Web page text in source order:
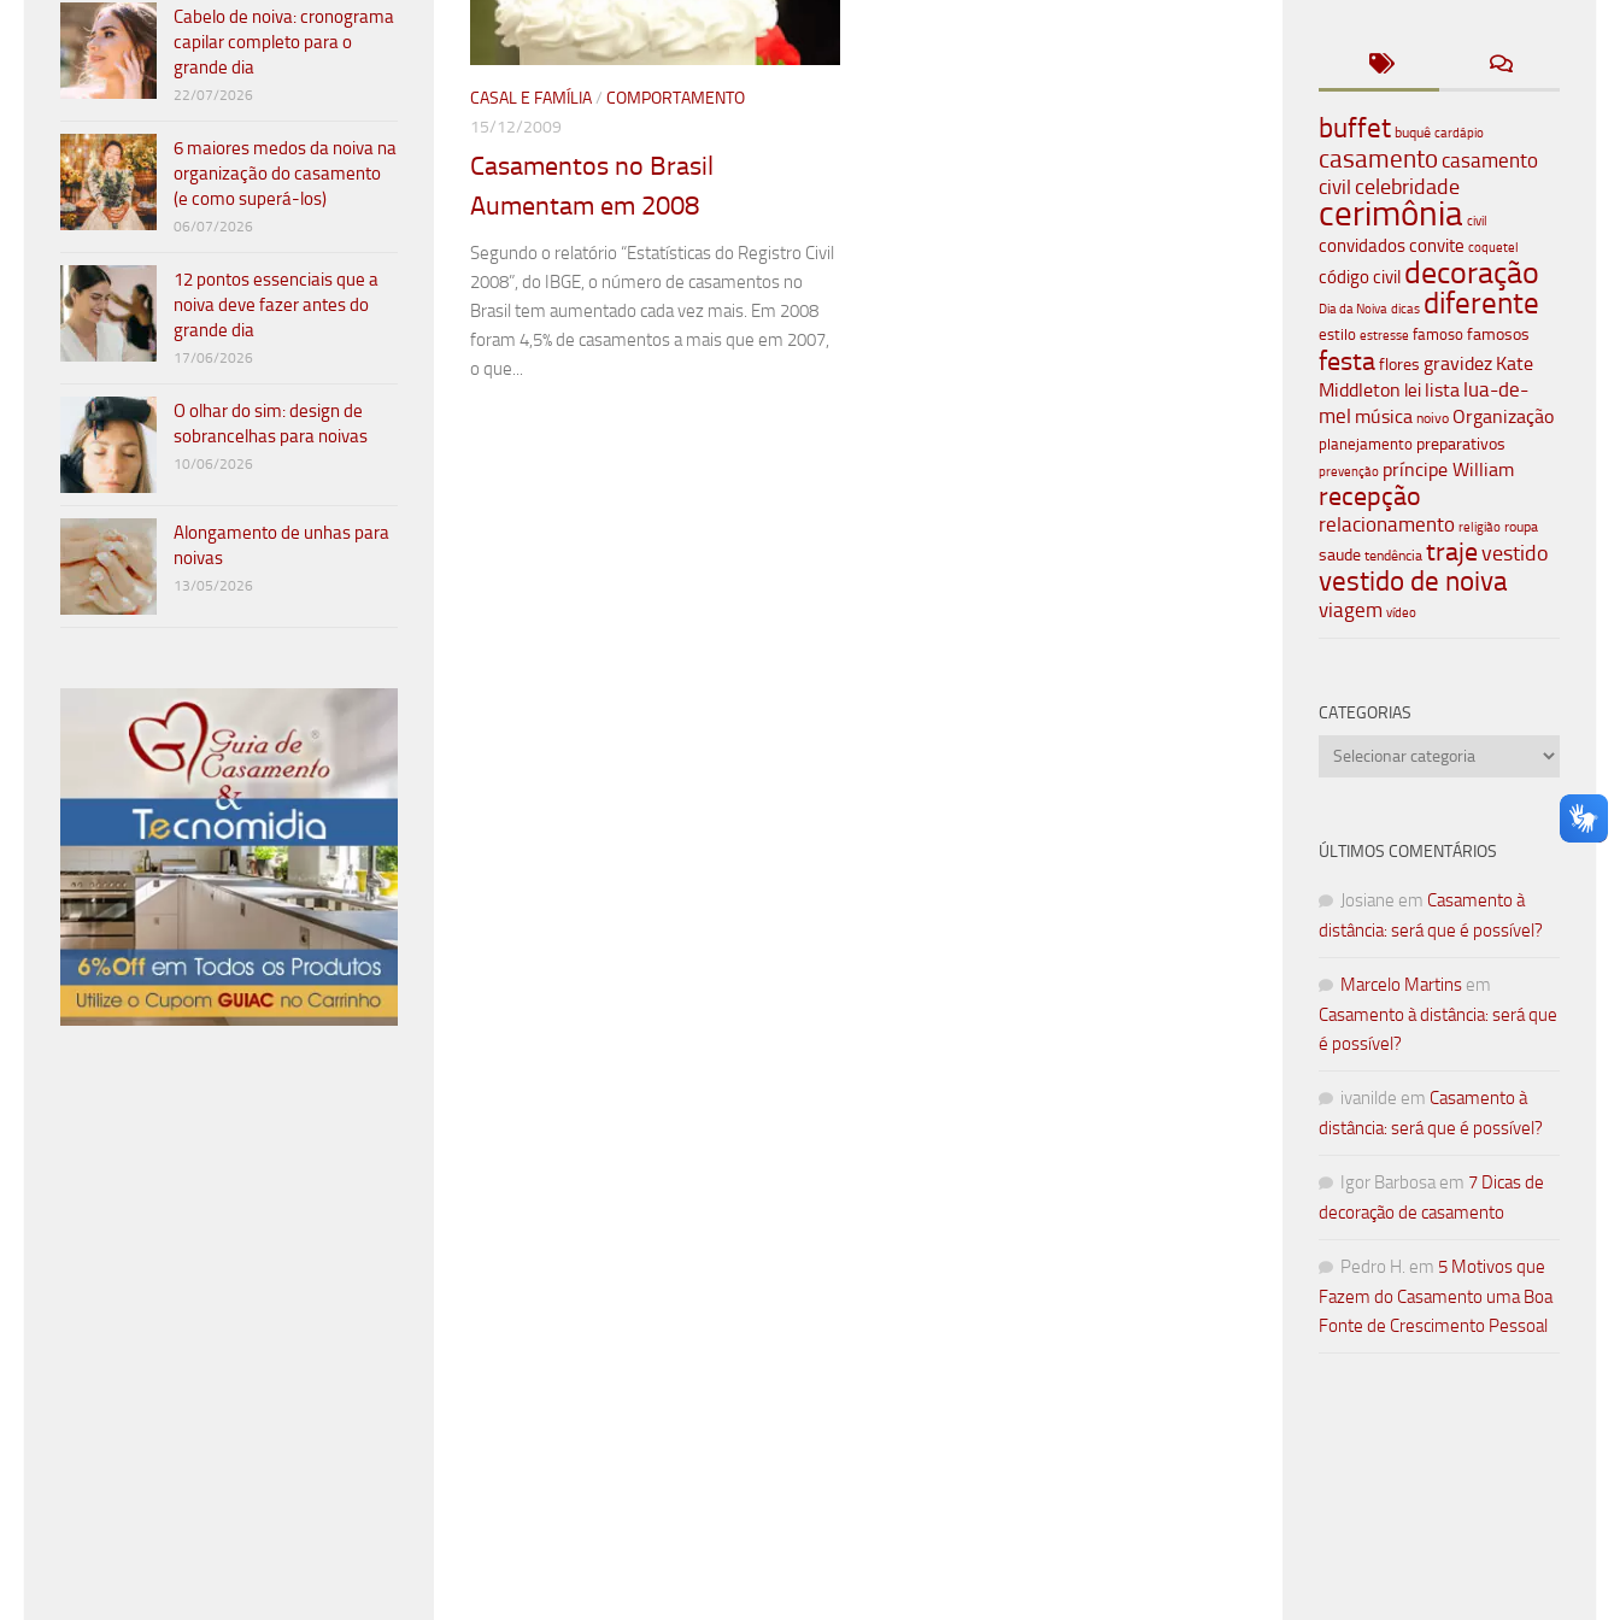
CASAL E FAMÍLIA/ COMPORTAMENTO
15/12/2009
Casamentos no Brasil
Aumentam em 2008
Segundo o relatório “Estatísticas do Registro Civil
2008”, do IBGE, o número de casamentos no
Brasil tem aumentado cada vez mais. Em 2008
foram 4,5% de casamentos a mais que em 2007,
o que...
Cabelo de noiva: cronograma
capilar completo para o
grande dia
22/07/2026
6 maiores medos da noiva na
organização do casamento
(e como superá-los)
06/07/2026
12 pontos essenciais que a
noiva deve fazer antes do
grande dia
17/06/2026
O olhar do sim: design de
sobrancelhas para noivas
10/06/2026
Alongamento de unhas para
noivas
13/05/2026
buffet buquê cardápio
casamento casamento
civil celebridade
cerimônia civil
convidadosconvite coquetel
código civil decoração
Dia da Noiva dicas diferente
estilo estresse famoso famosos
festaflores gravidez Kate
Middleton lei lista lua-de-
mel música noivo Organização
planejamento preparativos
prevenção príncipe William
recepção
relacionamento religião roupa
saude tendência trajevestido
vestido de noiva
viagem vídeo
CATEGORIAS
Categorias
ÚLTIMOS COMENTÁRIOS
Josiane em Casamento à
distância: será que é possível?
Marcelo Martins em
Casamento à distância: será que
é possível?
ivanilde em Casamento à
distância: será que é possível?
Igor Barbosa em 7 Dicas de
decoração de casamento
Pedro H. em 5 Motivos que
Fazem do Casamento uma Boa
Fonte de Crescimento Pessoal